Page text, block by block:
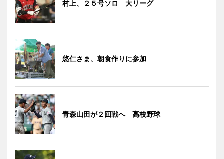
村上、２５号ソロ 大リーグ
悠仁さま、朝食作りに参加
青森山田が２回戦へ 高校野球